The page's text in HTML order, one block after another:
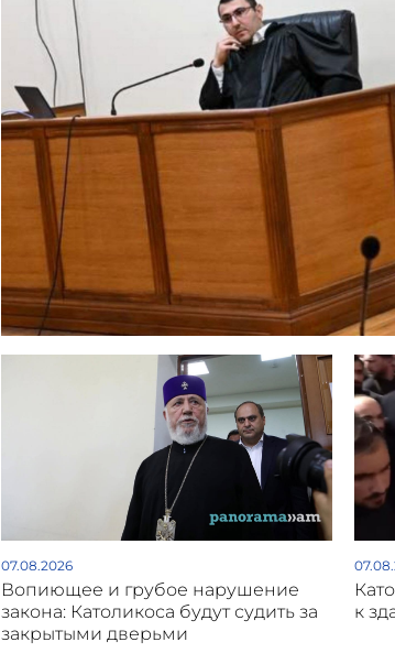
07.08.2026
Вопиющее и грубое нарушение
закона: Католикоса будут судить за
закрытыми дверьми
к